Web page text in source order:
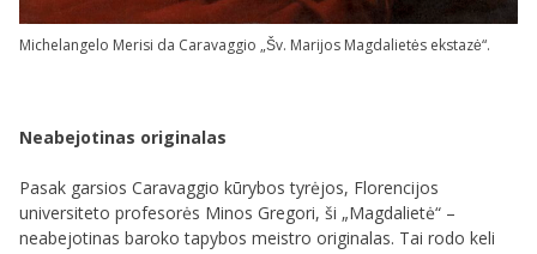
Michelangelo Merisi da Caravaggio „Šv. Marijos Magdalietės ekstazė“.
Neabejotinas originalas
Pasak garsios Caravaggio kūrybos tyrėjos, Florencijos
universiteto profesorės Minos Gregori, ši „Magdalietė“ –
neabejotinas baroko tapybos meistro originalas. Tai rodo keli